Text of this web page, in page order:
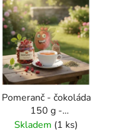
Pomeranč - čokoláda
150 g -
káva,aromatizovaná,mletá
Skladem (1 ks)